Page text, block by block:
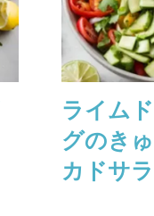
ライム
グのき
カドサ